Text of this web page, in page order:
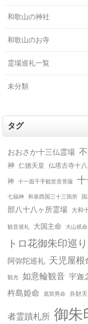
和歌山の神社
和歌山のお寺
霊場巡礼一覧
未分類
タグ
おおさか十三仏霊場
神 仁徳天皇 仏塔古寺十
神 十一面千手観世音菩薩
七福神 和泉西国三十三箇所
部八十八ヶ所霊場
大和
観音巡礼 大国主命 大山祇命
トロ花御朱印巡り
阿弥陀巡礼 天児屋根
観光 如意輪観音 宇迦
杵島姫命
底筒男命 弁財天
者霊蹟札所 御朱